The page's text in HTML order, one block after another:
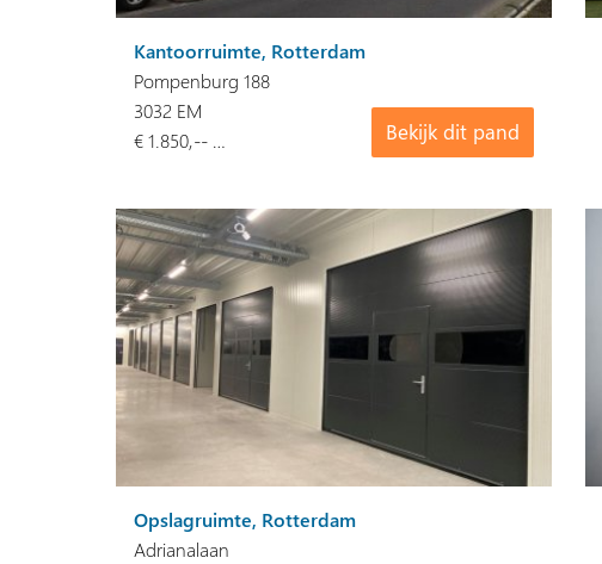
Kantoorruimte, Rotterdam
Pompenburg 188
Bekijk dit pand
3032 EM
€ 1.850,-- …
Opslagruimte, Rotterdam
Adrianalaan